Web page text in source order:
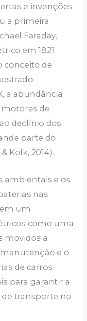
e invenções
a primeira
Faraday,
em 1821
conceito de
a abundância
motores de
declínio dos
parte do
Kolk, 2014).
ambientais e os
nas
um
como uma
movidos a
e o
de carros
para garantir a
transporte no